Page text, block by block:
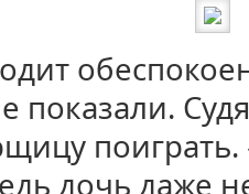
показали.
дочь даже